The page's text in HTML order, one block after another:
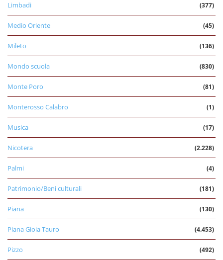
Limbadi (377)
Medio Oriente (45)
Mileto (136)
Mondo scuola (830)
Monte Poro (81)
Monterosso Calabro (1)
Musica (17)
Nicotera (2.228)
Palmi (4)
Patrimonio/Beni culturali (181)
Piana (130)
Piana Gioia Tauro (4.453)
Pizzo (492)